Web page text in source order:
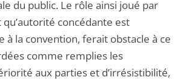
du public. Le rôle ainsi joué par
qu’autorité concédante est
à la convention, ferait obstacle à ce
comme remplies les
aux parties et d’irrésistibilité,